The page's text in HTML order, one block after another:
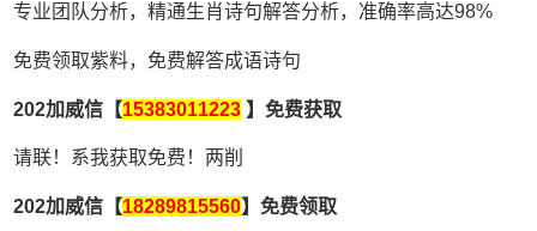
专业团队分析，精通生肖诗句解答分析，准确率高达98%
免费领取紫料，免费解答成语诗句
202加威信【15383011223 】免费获取
请联！系我获取免费！两削
202加威信【18289815560】免费领取